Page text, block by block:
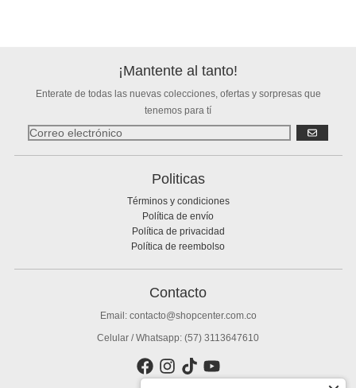
¡Mantente al tanto!
Enterate de todas las nuevas colecciones, ofertas y sorpresas que
tenemos para tí
Politicas
Términos y condiciones
Política de envío
Política de privacidad
Política de reembolso
Contacto
Email: contacto@shopcenter.com.co
Celular / Whatsapp: (57) 3113647610